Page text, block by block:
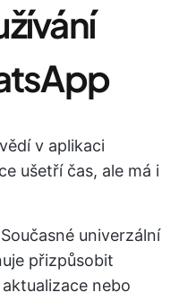
v aplikaci
ušetří čas, ale má i
univerzální
přizpůsobit
nebo